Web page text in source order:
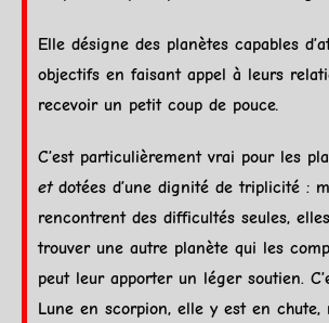
Elle désigne des planètes capables
objectifs en faisant appel à leurs
recevoir un petit coup de pouce.
C’est particulièrement vrai pour les
etdotées d’une dignité de triplicité :
rencontrent des difficultés seules,
trouver une autre planète qui les
peut leur apporter un léger soutien.
Lune en scorpion, elle y est en chute,